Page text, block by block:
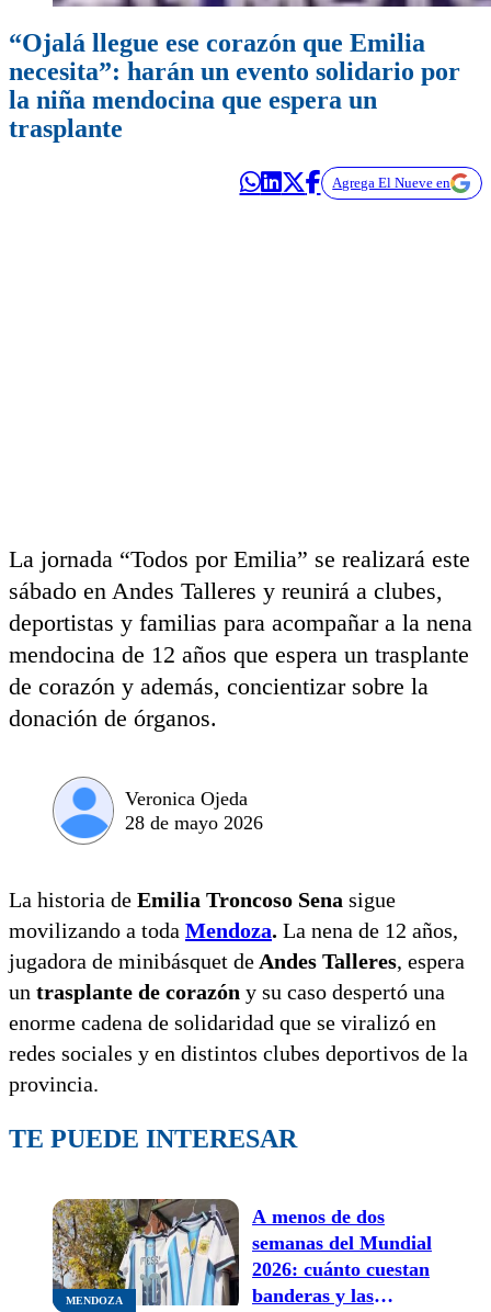
“Ojalá llegue ese corazón que Emilia
necesita”: harán un evento solidario por
la niña mendocina que espera un
trasplante
Agrega El Nueve en
La jornada “Todos por Emilia” se realizará este
sábado en Andes Talleres y reunirá a clubes,
deportistas y familias para acompañar a la nena
mendocina de 12 años que espera un trasplante
de corazón y además, concientizar sobre la
donación de órganos.
Veronica Ojeda
28 de mayo 2026
La historia de Emilia Troncoso Sena sigue
movilizando a toda Mendoza. La nena de 12 años,
jugadora de minibásquet de Andes Talleres, espera
un trasplante de corazón y su caso despertó una
enorme cadena de solidaridad que se viralizó en
redes sociales y en distintos clubes deportivos de la
provincia.
TE PUEDE INTERESAR
MENDOZA
A menos de dos
semanas del Mundial
2026: cuánto cuestan
banderas y las